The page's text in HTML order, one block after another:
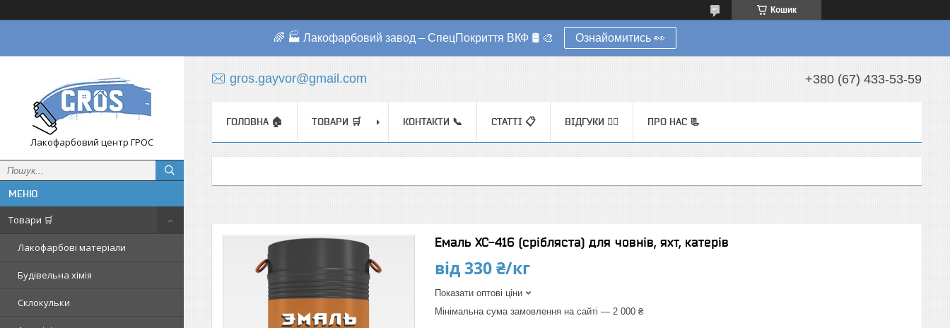
Кошик
🌈 🏭 Лакофарбовий завод – СпецПокриття ВКФ 🛢️ 🎨 Ознайомитись 👀
Лакофарбовий центр ГРОС
Товари 🛒
Лакофарбові матеріали
Будівельна хімія
Склокульки
gros.gayvor@gmail.com +380 (67) 433-53-59
ГОЛОВНА 🏠 ТОВАРИ 🛒 КОНТАКТИ 📞 СТАТТІ 📋 ВІДГУКИ ✍🏼 ПРО НАС 📃
Емаль ХС-416 (срібляста) для човнів, яхт, катерів
від330 ₴/кг
Показати оптові ціни
Мінімальна сума замовлення на сайті — 2 000 ₴